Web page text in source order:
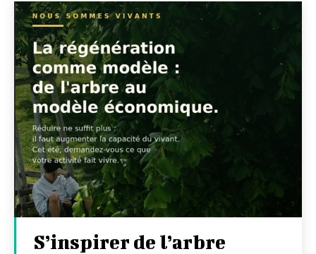
S’inspirer de l’arbre